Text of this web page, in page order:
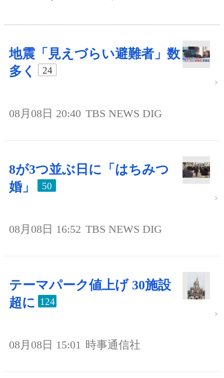
地震「見えづらい避難者」数
多く
24
08月08日 20:40 TBS NEWS DIG
8が3つ並ぶ日に「はちみつ
婚」
50
08月08日 16:52 TBS NEWS DIG
テーマパーク値上げ 30施設
超に 124
08月08日 15:01 時事通信社